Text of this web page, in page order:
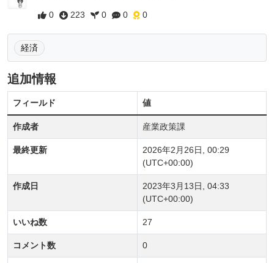
0 223 0 0 0
経済
追加情報
フィールド 値
作成者 産業政策課
最終更新
2026年2月26日, 00:29
(UTC+00:00)
作成日
2023年3月13日, 04:33
(UTC+00:00)
いいね数 27
コメント数 0